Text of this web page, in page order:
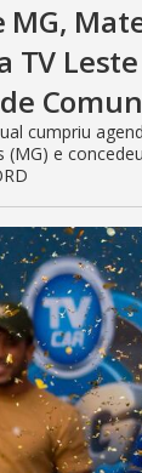
MG,
TV
cumpriu
(MG) e